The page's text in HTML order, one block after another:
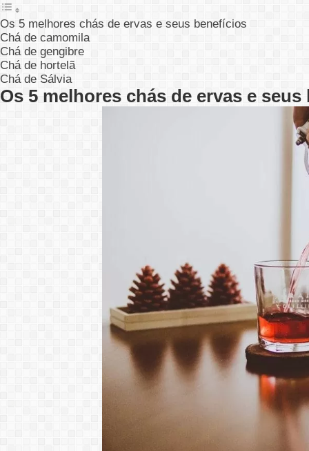
Os 5 melhores chás de ervas e seus benefícios
Chá de camomila
Chá de gengibre
Chá de hortelã
Chá de Sálvia
Os 5 melhores chás de ervas e